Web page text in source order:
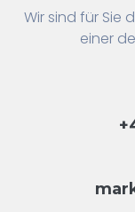
Wir sind für Sie
einer